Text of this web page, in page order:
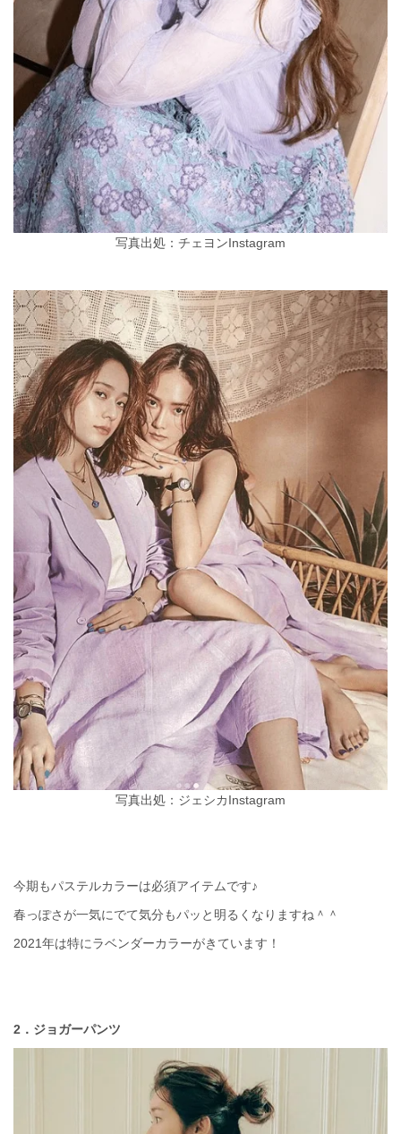
写真出処：チェヨンInstagram
写真出処：ジェシカInstagram
今期もパステルカラーは必須アイテムです♪
春っぽさが一気にでて気分もパッと明るくなりますね＾＾
2021年は特にラベンダーカラーがきています！
2．ジョガーパンツ